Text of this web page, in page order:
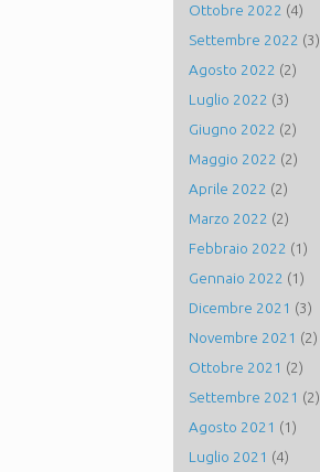
Ottobre 2022 (4)
Settembre 2022 (3)
Agosto 2022 (2)
Luglio 2022 (3)
Giugno 2022 (2)
Maggio 2022 (2)
Aprile 2022 (2)
Marzo 2022 (2)
Febbraio 2022 (1)
Gennaio 2022 (1)
Dicembre 2021 (3)
Novembre 2021 (2)
Ottobre 2021 (2)
Settembre 2021 (2)
Agosto 2021 (1)
Luglio 2021 (4)